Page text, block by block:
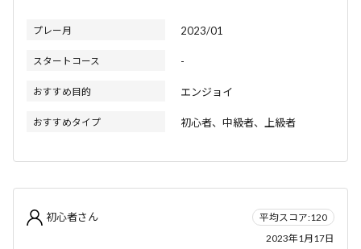
プレー月 2023/01
スタートコース -
おすすめ目的 エンジョイ
おすすめタイプ 初心者、中級者、上級者
初心者さん
平均スコア:120
2023年1月17日